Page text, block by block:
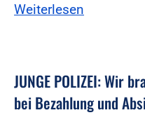
Weiterlesen
JUNGE POLIZEI: Wir
bei Bezahlung und